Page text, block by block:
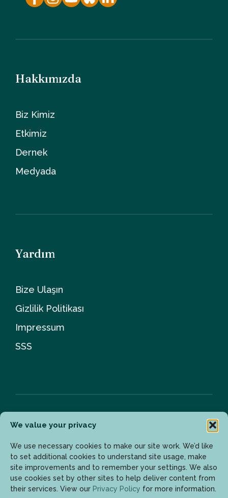
We value your privacy
We use necessary cookies to make our site work. We’d like
to set additional cookies to understand site usage, make
site improvements and to remember your settings. We also
use cookies set by other sites to help deliver content from
their services. View our Privacy Policy for more information.
Hakkımızda
Biz Kimiz
Etkimiz
Dernek
Medyada
Yardım
Bize Ulaşın
Gizlilik Politikası
Impressum
SSS
Bülten
Son gelişmelerden haberdar olmak için lütfen mail
adresinizi girin.